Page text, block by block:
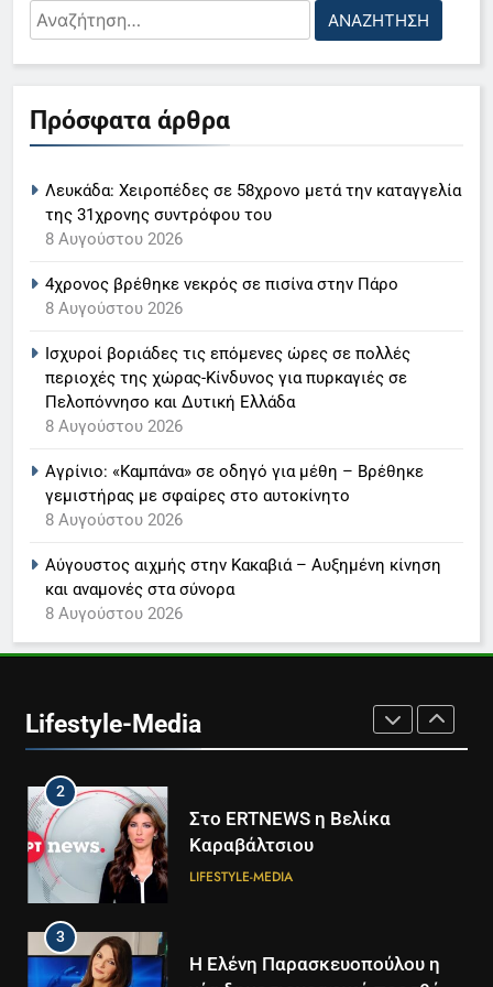
Αναζήτηση
για:
Πρόσφατα άρθρα
Λευκάδα: Χειροπέδες σε 58χρονο μετά την καταγγελία
της 31χρονης συντρόφου του
8 Αυγούστου 2026
4χρονος βρέθηκε νεκρός σε πισίνα στην Πάρο
8 Αυγούστου 2026
Ισχυροί βοριάδες τις επόμενες ώρες σε πολλές
περιοχές της χώρας-Κίνδυνος για πυρκαγιές σε
Πελοπόννησο και Δυτική Ελλάδα
8 Αυγούστου 2026
Αγρίνιο: «Καμπάνα» σε οδηγό για μέθη – Βρέθηκε
γεμιστήρας με σφαίρες στο αυτοκίνητο
8 Αυγούστου 2026
Αύγουστος αιχμής στην Κακαβιά – Αυξημένη κίνηση
και αναμονές στα σύνορα
8 Αυγούστου 2026
Lifestyle-Media
5
«τιμόνι» του κεντρικού δελτίου
ειδήσεων της ΕΡΤ
LIFESTYLE-MEDIA
6
LIFESTYLE-MEDIA
7
Τέλος από τον ΑΝΤ1 ο
Παναγιώτης Στάθης
8
Times μαζί σε μια νέα
συνδρομητική πρόταση
LIFESTYLE-MEDIA
1
LIFESTYLE-MEDIA
2
Στο ERTNEWS η Βελίκα
Καραβάλτσιου
LIFESTYLE-MEDIA
3
Η Ελένη Παρασκευοπούλου η